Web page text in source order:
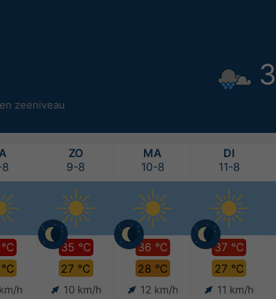
zeeniveau
h
ZO
9-8
35 °C
27 °C
10 km/h
MA
10-8
36 °C
28 °C
12 km/h
DI
11-8
37 °C
27 °C
11 km/h